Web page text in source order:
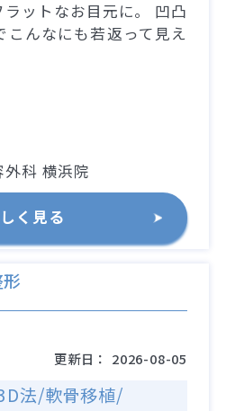
ットなお目元に。 凹凸
こんなにも若返って見え
科 横浜院
く見る
更新日： 2026-08-05
法/軟骨移植/